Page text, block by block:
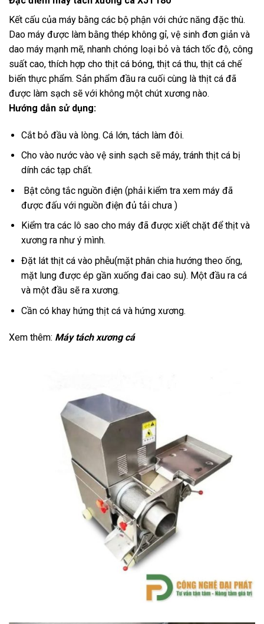
Kết cấu của máy bằng các bộ phận với chức năng đặc thù.
Dao máy được làm bằng thép không gỉ, vệ sinh đơn giản và
dao máy mạnh mẽ, nhanh chóng loại bỏ và tách tốc độ, công
suất cao, thích hợp cho thịt cá bóng, thịt cá thu, thịt cá chế
biến thực phẩm. Sản phẩm đầu ra cuối cùng là thịt cá đã
được làm sạch sẽ với không một chút xương nào.
Hướng dẫn sử dụng:
Cắt bỏ đầu và lòng. Cá lớn, tách làm đôi.
Cho vào nước vào vệ sinh sạch sẽ máy, tránh thịt cá bị
dính các tạp chất.
Bật công tắc nguồn điện (phải kiểm tra xem máy đã
được đấu với nguồn điện đủ tải chưa )
Kiểm tra các lô sao cho máy đã được xiết chặt để thịt và
xương ra như ý mình.
Đặt lát thịt cá vào phễu(mặt phân chia hướng theo ống,
mặt lung được ép gần xuống đai cao su). Một đầu ra cá
và một đầu sẽ ra xương.
Cần có khay hứng thịt cá và hứng xương.
Xem thêm: Máy tách xương cá